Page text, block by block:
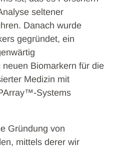
seltener
Danach wurde
gegründet, ein
Biomarkern für die
Medizin mit
Systems
Gründung von
mittels derer wir